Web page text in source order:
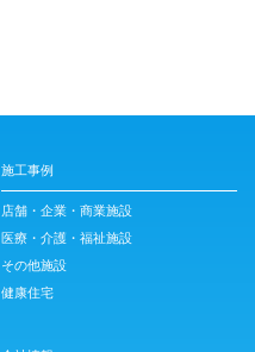
施工事例
店舗・企業・商業施設
医療・介護・福祉施設
その他施設
健康住宅